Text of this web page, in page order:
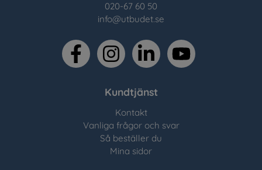
020-67 60 50
info@utbudet.se
facebookinstagramlinkedin youtube
Kundtjänst
Kontakt
Vanliga frågor och svar
Så beställer du
Mina sidor